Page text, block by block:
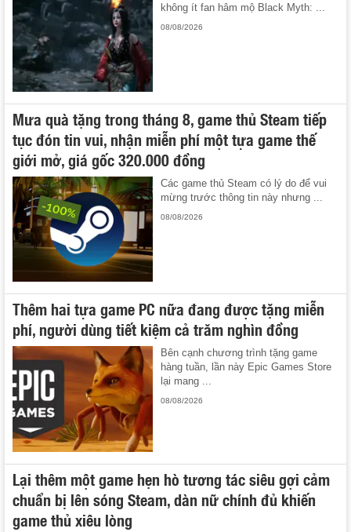
không ít fan hâm mộ Black Myth: ...
08/08/2026
Mưa quà tặng trong tháng 8, game thủ Steam tiếp
tục đón tin vui, nhận miễn phí một tựa game thế
giới mở, giá gốc 320.000 đồng
Các game thủ Steam có lý do để vui
mừng trước thông tin này nhưng ...
08/08/2026
Thêm hai tựa game PC nữa đang được tặng miễn
phí, người dùng tiết kiệm cả trăm nghìn đồng
Bên cạnh chương trình tặng game
hàng tuần, lần này Epic Games Store
lại mang ...
08/08/2026
Lại thêm một game hẹn hò tương tác siêu gợi cảm
chuẩn bị lên sóng Steam, dàn nữ chính đủ khiến
game thủ xiêu lòng